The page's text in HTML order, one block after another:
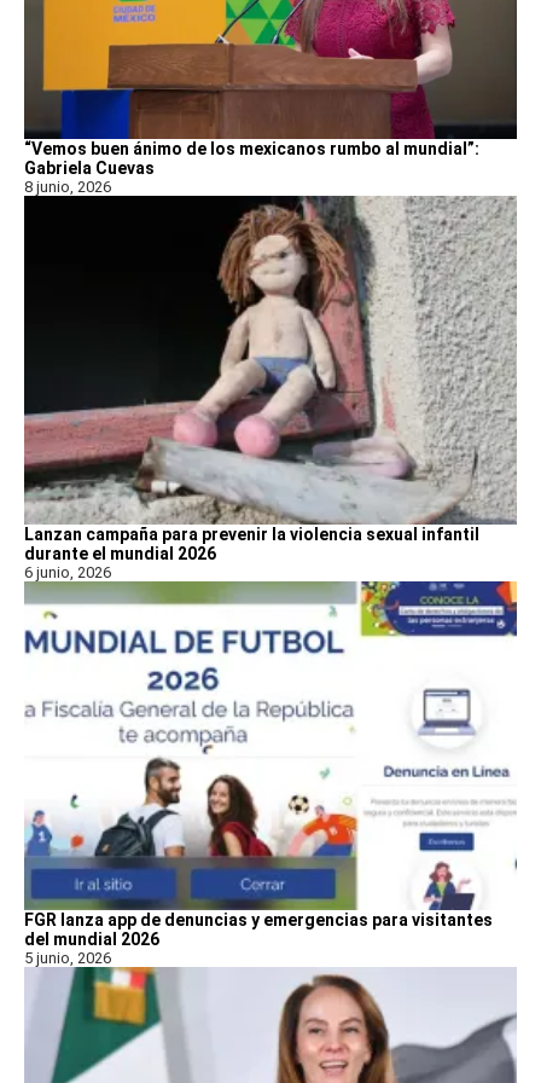
“Vemos buen ánimo de los mexicanos rumbo al mundial”:
Gabriela Cuevas
8 junio, 2026
Lanzan campaña para prevenir la violencia sexual infantil
durante el mundial 2026
6 junio, 2026
FGR lanza app de denuncias y emergencias para visitantes
del mundial 2026
5 junio, 2026